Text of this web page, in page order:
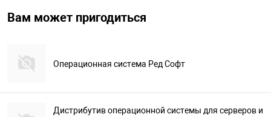
Вам может пригодиться
Операционная система Ред Софт
Дистрибутив операционной системы для серверов и